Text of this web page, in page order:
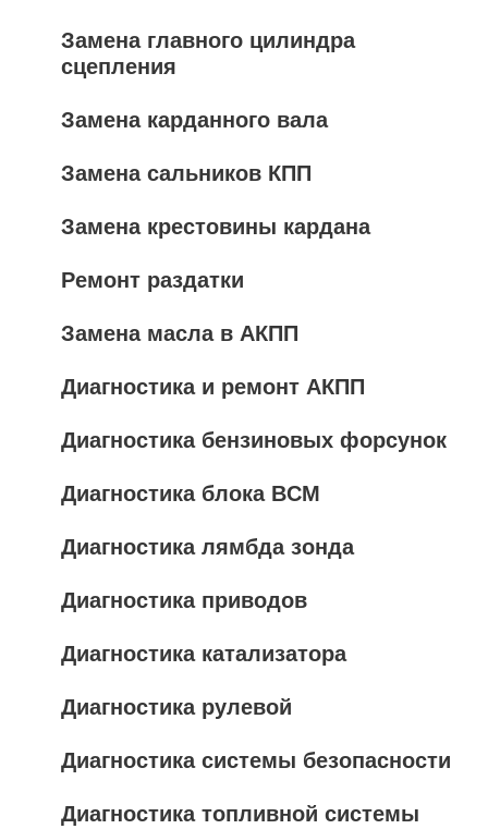
Замена главного цилиндра
сцепления
Замена карданного вала
Замена сальников КПП
Замена крестовины кардана
Ремонт раздатки
Замена масла в АКПП
Диагностика и ремонт АКПП
Диагностика бензиновых форсунок
Диагностика блока BCM
Диагностика лямбда зонда
Диагностика приводов
Диагностика катализатора
Диагностика рулевой
Диагностика системы безопасности
Диагностика топливной системы